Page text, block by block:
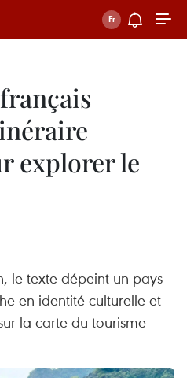
explorer le
le texte dépeint un pays
en identité culturelle et
la carte du tourisme